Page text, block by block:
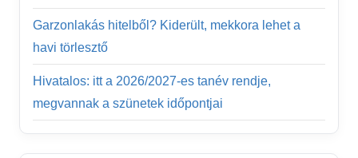
Garzonlakás hitelből? Kiderült, mekkora lehet a
havi törlesztő
Hivatalos: itt a 2026/2027-es tanév rendje,
megvannak a szünetek időpontjai